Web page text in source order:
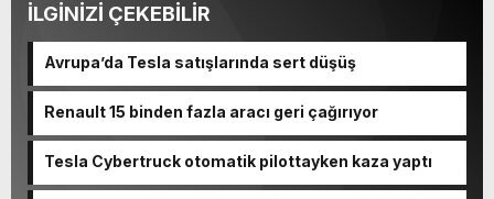
İLGİNİZİ ÇEKEBİLİR
Avrupa’da Tesla satışlarında sert düşüş
Renault 15 binden fazla aracı geri çağırıyor
Tesla Cybertruck otomatik pilottayken kaza yaptı